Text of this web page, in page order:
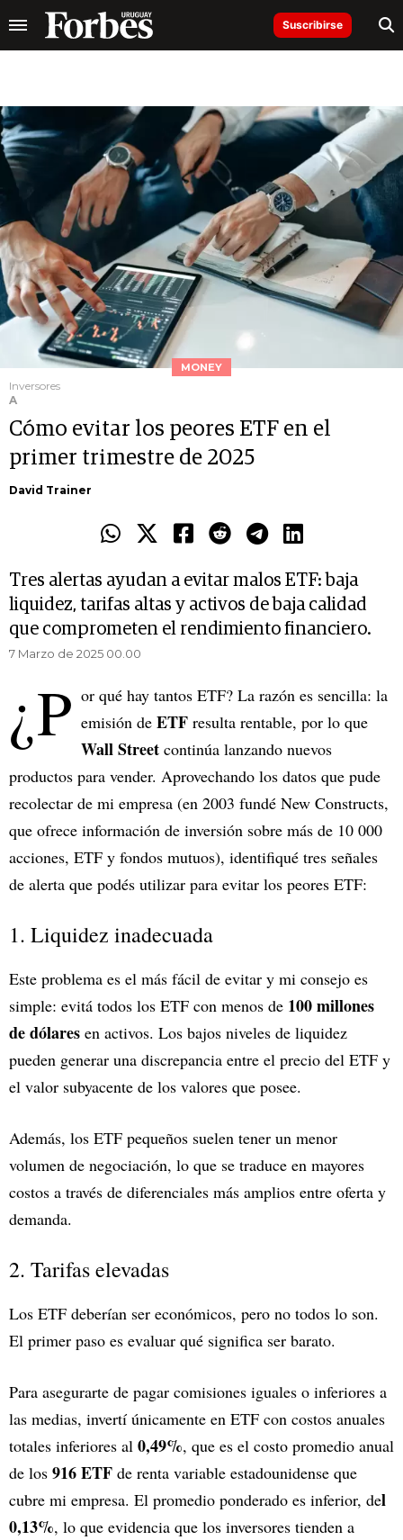
Suscribirse
MONEY
Inversores
A
Cómo evitar los peores ETF en el
primer trimestre de 2025
David Trainer
Tres alertas ayudan a evitar malos ETF: baja
liquidez, tarifas altas y activos de baja calidad
que comprometen el rendimiento financiero.
7 Marzo de 2025 00.00
¿P or qué hay tantos ETF? La razón es sencilla: la
emisión de ETF resulta rentable, por lo que
Wall Street continúa lanzando nuevos
productos para vender. Aprovechando los datos que pude
recolectar de mi empresa (en 2003 fundé New Constructs,
que ofrece información de inversión sobre más de 10 000
acciones, ETF y fondos mutuos), identifiqué tres señales
de alerta que podés utilizar para evitar los peores ETF:
1. Liquidez inadecuada
Este problema es el más fácil de evitar y mi consejo es
simple: evitá todos los ETF con menos de 100 millones
de dólares en activos. Los bajos niveles de liquidez
pueden generar una discrepancia entre el precio del ETF y
el valor subyacente de los valores que posee.
Además, los ETF pequeños suelen tener un menor
volumen de negociación, lo que se traduce en mayores
costos a través de diferenciales más amplios entre oferta y
demanda.
2. Tarifas elevadas
Los ETF deberían ser económicos, pero no todos lo son.
El primer paso es evaluar qué significa ser barato.
Para asegurarte de pagar comisiones iguales o inferiores a
las medias, invertí únicamente en ETF con costos anuales
totales inferiores al 0,49%, que es el costo promedio anual
de los 916 ETF de renta variable estadounidense que
cubre mi empresa. El promedio ponderado es inferior, del
0,13%, lo que evidencia que los inversores tienden a